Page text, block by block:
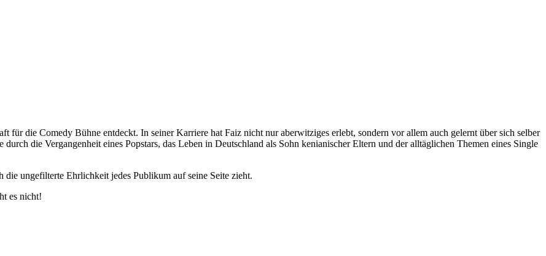
für die Comedy Bühne entdeckt. In seiner Karriere hat Faiz nicht nur aberwitziges erlebt, sondern vor allem auch gelernt über sich selber
die Vergangenheit eines Popstars, das Leben in Deutschland als Sohn kenianischer Eltern und der alltäglichen Themen eines Single
ungefilterte Ehrlichkeit jedes Publikum auf seine Seite zieht.
es nicht!